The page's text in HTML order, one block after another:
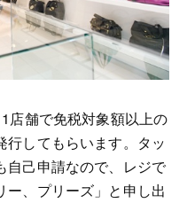
店舗で免税対象額以上の
行してもらいます。タッ
自己申請なので、レジで
ー、プリーズ」と申し出